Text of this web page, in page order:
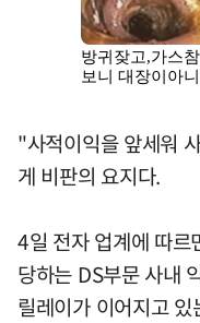
"사적이익을 앞세워
게 비판의 요지다.
4일 전자 업계에 따르
당하는 DS부문 사내
릴레이가 이어지고